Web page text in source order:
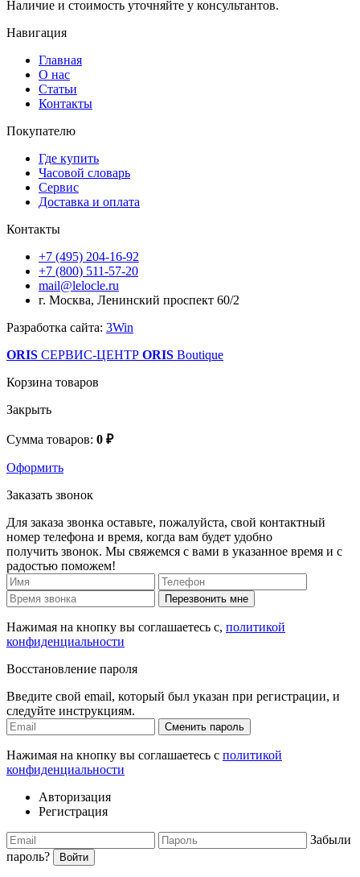
Наличие и стоимость уточняйте у консультантов.
Навигация
Главная
О нас
Статьи
Контакты
Покупателю
Где купить
Часовой словарь
Сервис
Доставка и оплата
Контакты
+7 (495) 204-16-92
+7 (800) 511-57-20
mail@lelocle.ru
г. Москва, Ленинский проспект 60/2
Разработка сайта: 3Win
ORIS СЕРВИС-ЦЕНТР ORIS Boutique
Корзина товаров
Закрыть
Сумма товаров: 0 ₽
Оформить
Заказать звонок
Для заказа звонка оставьте, пожалуйста, свой контактный
номер телефона и время, когда вам будет удобно
получить звонок. Мы свяжемся с вами в указанное время и с
радостью поможем!
Перезвонить мне
Нажимая на кнопку вы соглашаетесь с, политикой
конфиденциальности
Восстановление пароля
Введите свой email, который был указан при регистрации, и
следуйте инструкциям.
Сменить пароль
Нажимая на кнопку вы соглашаетесь с политикой
конфиденциальности
Авторизация
Регистрация
Забыли
пароль?
Войти